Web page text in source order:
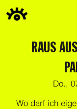
RAUS
Do.,
Wo darf ich